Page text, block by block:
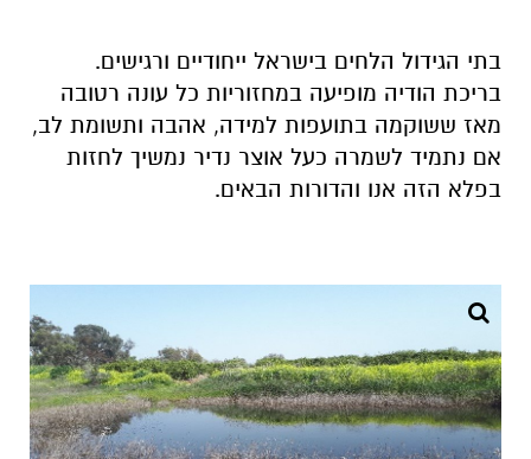
בתי הגידול הלחים בישראל ייחודיים ורגישים.
בריכת הודיה מופיעה במחזוריות כל עונה רטובה
מאז ששוקמה בתועפות למידה, אהבה ותשומת לב,
אם נתמיד לשמרה כעל אוצר נדיר נמשיך לחזות
בפלא הזה אנו והדורות הבאים.